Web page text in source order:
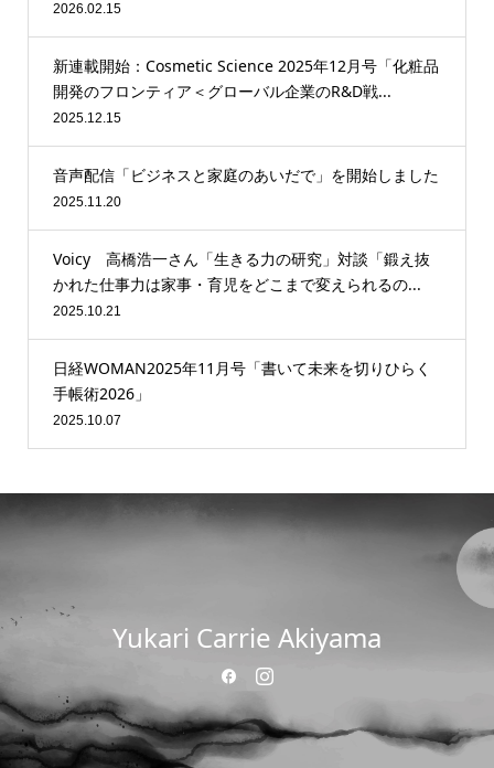
2026.02.15
新連載開始：Cosmetic Science 2025年12月号「化粧品
開発のフロンティア＜グローバル企業のR&D戦...
2025.12.15
音声配信「ビジネスと家庭のあいだで」を開始しました
2025.11.20
Voicy 高橋浩一さん「生きる力の研究」対談「鍛え抜
かれた仕事力は家事・育児をどこまで変えられるの...
2025.10.21
日経WOMAN2025年11月号「書いて未来を切りひらく
手帳術2026」
2025.10.07
Yukari Carrie Akiyama